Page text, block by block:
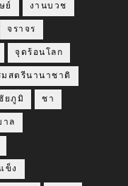
ย์ งานบวช
จราจร
จุดร้อนโลก
สตรีนานาชาติ
ยภูมิ ชา
าล
ข็ง